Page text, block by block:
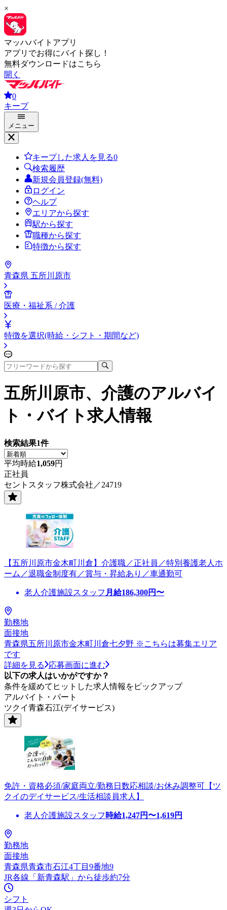
×
マッハバイトアプリ
アプリでお得にバイト探し！
無料ダウンロードはこちら
開く
0
キープ
メニュー
キープした求人を見る0
検索履歴
新規会員登録(無料)
ログイン
ヘルプ
エリアから探す
駅から探す
職種から探す
特徴から探す
青森県 五所川原市
医療・福祉系 / 介護
特徴を選択(時給・シフト・期間など)
五所川原市、介護のアルバイ
ト・バイト求人情報
検索結果1件
平均時給1,059円
正社員
セントスタッフ株式会社／24719
【五所川原市金木町川倉】介護職／正社員／特別養護老人ホ
ーム／退職金制度有／賞与・昇給あり／車通勤可
老人介護施設スタッフ 月給186,300円〜
勤務地
面接地
青森県五所川原市金木町川倉七夕野 ※こちらは募集エリア
です
詳細を見る
応募画面に進む
以下の求人はいかがですか？
条件を緩めてヒットした求人情報をピックアップ
アルバイト・パート
ツクイ青森石江(デイサービス)
免許・資格必須/家庭両立/勤務日数応相談/お休み調整可【ツ
クイのデイサービス/生活相談員求人】
老人介護施設スタッフ 時給1,247円〜1,619円
勤務地
面接地
青森県青森市石江4丁目9番地9
JR各線「新青森駅」から徒歩約7分
シフト